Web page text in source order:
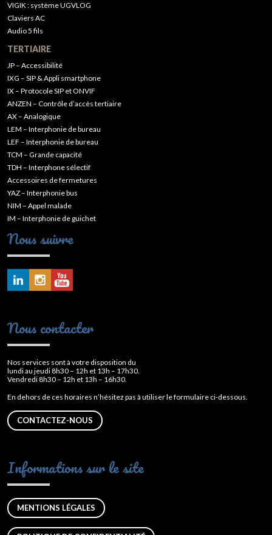
VIGIK : système UGVLOG
Claviers AC
Audio 5 fils
TERTIAIRE
JP – Accessibilité
IXG – SIP & Appli smartphone
IX – Protocole SIP et ONVIF
ANZEN – Contrôle d’accès tertiaire
AX – Analogique
LEM – Interphonie de bureau
LEF – Interphonie de bureau
TCM – Grande capacité
TDH – Interphone sélectif
Accessoires de fermetures
YAZ – Interphonie bus
NIM – Appel malade
IM – Interphonie de guichet
Nous suivre
Nous contacter
Nos services sont à votre disposition du
lundi au jeudi 8h30 – 12h et 13h – 17h30.
Vendredi 8h30 – 12h et 13h – 16h30.
En dehors de ces horaires n’hésitez pas à utiliser le formulaire ci-dessous.
CONTACTEZ-NOUS
Informations sur le site
MENTIONS LÉGALES